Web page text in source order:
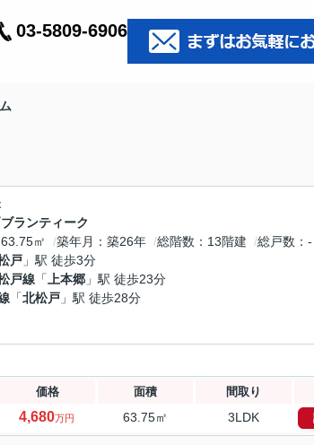
03-5809-6906
ランティーク
63.75㎡ 築年月 築26年 総階数 13階建 総戸数
-
戸 」駅 徒歩3分
戸線 「 上本郷 」駅 徒歩23分
「北松戸 」駅 徒歩28分
価格 面積 間取り
4,680万円 63.75㎡ 3LDK